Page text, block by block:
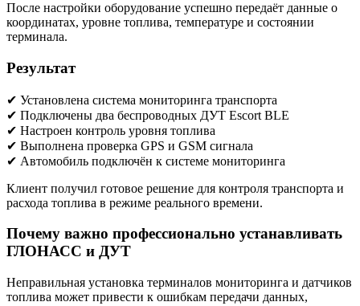
После настройки оборудование успешно передаёт данные о
координатах, уровне топлива, температуре и состоянии
терминала.
Результат
✔ Установлена система мониторинга транспорта
✔ Подключены два беспроводных ДУТ Escort BLE
✔ Настроен контроль уровня топлива
✔ Выполнена проверка GPS и GSM сигнала
✔ Автомобиль подключён к системе мониторинга
Клиент получил готовое решение для контроля транспорта и
расхода топлива в режиме реального времени.
Почему важно профессионально устанавливать
ГЛОНАСС и ДУТ
Неправильная установка терминалов мониторинга и датчиков
топлива может привести к ошибкам передачи данных,